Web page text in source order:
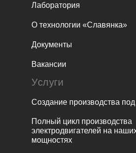
Вакансии
Документы
О технологии «Славянка»
Лаборатория
Создание производства
Полный цикл производства
электродвигателей на
мощностях
Услуги